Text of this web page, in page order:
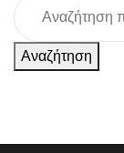
Αναζήτηση